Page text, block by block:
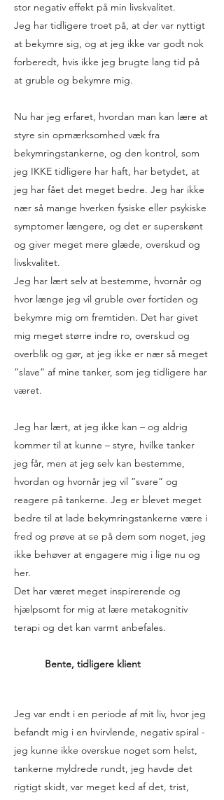
stor negativ effekt på min livskvalitet.
Jeg har tidligere troet på, at der var nyttigt
at bekymre sig, og at jeg ikke var godt nok
forberedt, hvis ikke jeg brugte lang tid på
at gruble og bekymre mig.
Nu har jeg erfaret, hvordan man kan lære at
styre sin opmærksomhed væk fra
bekymringstankerne, og den kontrol, som
jeg IKKE tidligere har haft, har betydet, at
jeg har fået det meget bedre. Jeg har ikke
nær så mange hverken fysiske eller psykiske
symptomer længere, og det er superskønt
og giver meget mere glæde, overskud og
livskvalitet.
Jeg har lært selv at bestemme, hvornår og
hvor længe jeg vil gruble over fortiden og
bekymre mig om fremtiden. Det har givet
mig meget større indre ro, overskud og
overblik og gør, at jeg ikke er nær så meget
”slave” af mine tanker, som jeg tidligere har
været.
Jeg har lært, at jeg ikke kan – og aldrig
kommer til at kunne – styre, hvilke tanker
jeg får, men at jeg selv kan bestemme,
hvordan og hvornår jeg vil ”svare” og
reagere på tankerne. Jeg er blevet meget
bedre til at lade bekymringstankerne være i
fred og prøve at se på dem som noget, jeg
ikke behøver at engagere mig i lige nu og
her.
Det har været meget inspirerende og
hjælpsomt for mig at lære metakognitiv
terapi og det kan varmt anbefales.
Bente, tidligere klient
Jeg var endt i en periode af mit liv, hvor jeg
befandt mig i en hvirvlende, negativ spiral -
jeg kunne ikke overskue noget som helst,
tankerne myldrede rundt, jeg havde det
rigtigt skidt, var meget ked af det, trist,